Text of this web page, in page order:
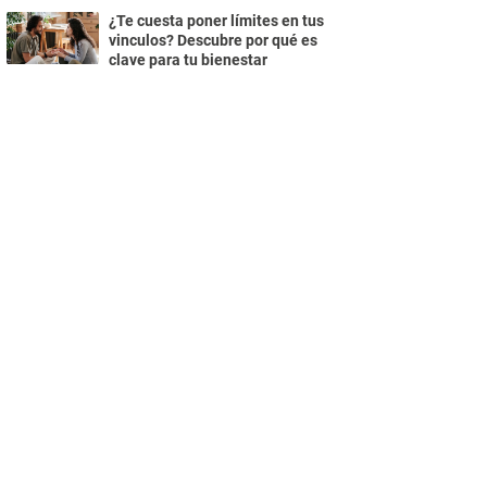
¿Te cuesta poner límites en tus
vinculos? Descubre por qué es
clave para tu bienestar